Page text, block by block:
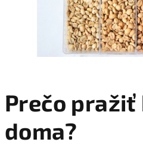
Prečo pražiť
doma?